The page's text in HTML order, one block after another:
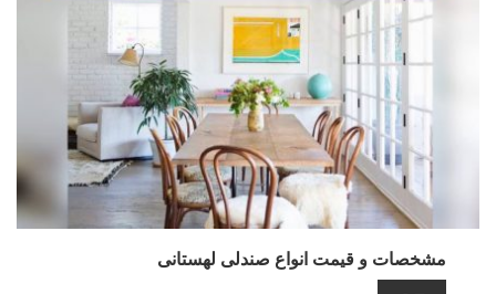
مشخصات و قیمت انواع صندلی لهستانی